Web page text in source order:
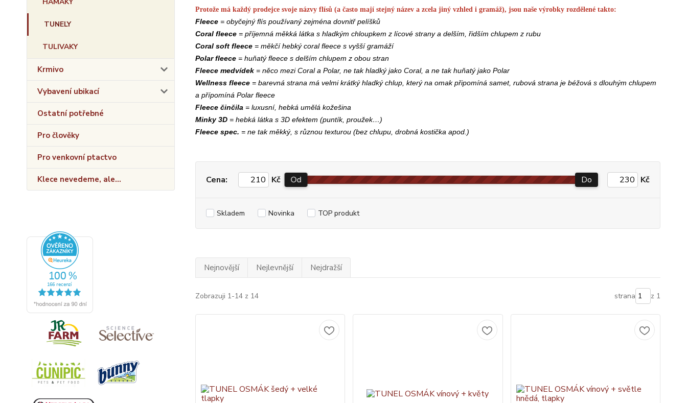
TUNELY
TULIVAKY
Krmivo
Vybavení ubikací
Ostatní potřebné
Pro člověky
Pro venkovní ptactvo
Klece nevedeme, ale...
Protože má každý prodejce svoje názvy flísů (a často mají stejný název a zcela jiný vzhled i gramáž), jsou naše výrobky rozdělené takto:
Fleece = obyčejný flís používaný zejména dovnitř pelíšků
Coral fleece = příjemná měkká látka s hladkým chloupkem z lícové strany a delším, řidším chlupem z rubu
Coral soft fleece= měkčí hebký coral fleece s vyšší gramáží
Polar fleece= huňatý fleece s delším chlupem z obou stran
Fleece medvídek= něco mezi Coral a Polar, ne tak hladký jako Coral, a ne tak huňatý jako Polar
Wellness fleece= barevná strana má velmi krátký hladký chlup, kterýna omak připomíná samet, rubová strana je béžová s dlouhým chlupem
a přípomíná Polar fleece
Fleece činčila = luxusní, hebká umělá kožešina
Minky 3D = hebká látka s 3D efektem (puntík, proužek…)
Fleece spec. = ne tak měkký, s různou texturou (bez chlupu, drobná kostička apod.)
Cena: Kč Od Do Kč
Skladem Novinka TOP produkt
Nejnovější Nejlevnější Nejdražší
Zobrazuji 1-14 z 14 strana z 1